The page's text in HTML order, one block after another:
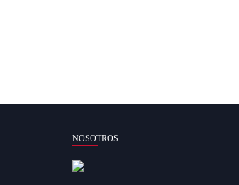
NOSOTROS